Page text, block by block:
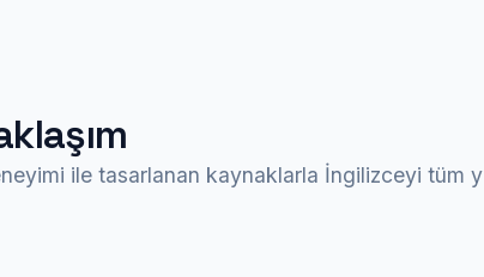
ile tasarlanan kaynaklarla İngilizceyi tüm